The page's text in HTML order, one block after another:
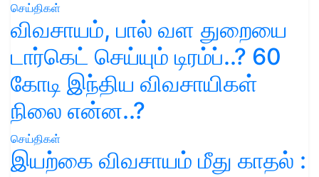
செய்திகள்
விவசாயம், பால் வள துறையை
டார்கெட் செய்யும் டிரம்ப்..? 60
கோடி இந்திய விவசாயிகள்
நிலை என்ன..?
செய்திகள்
இயற்கை விவசாயம் மீது காதல் :